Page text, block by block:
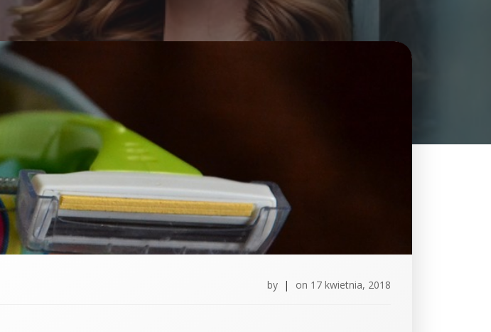
by | on 17 kwietnia, 2018